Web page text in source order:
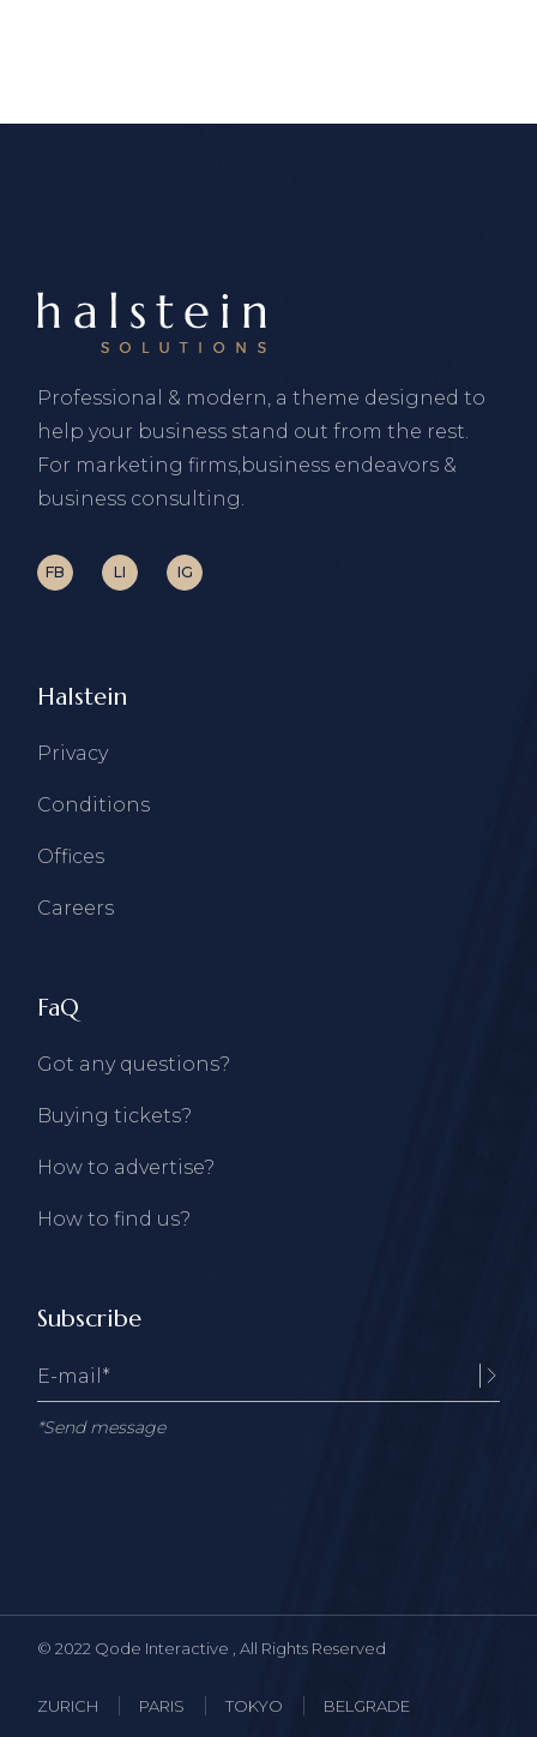
Professional & modern, a theme designed to
help your business stand out from the rest.
For marketing firms,business endeavors &
business consulting.
FB LI IG
Halstein
Privacy
Conditions
Offices
Careers
FaQ
Got any questions?
Buying tickets?
How to advertise?
How to find us?
Subscribe
*Send message
© 2022 Qode Interactive , All Rights Reserved
ZURICH PARIS TOKYO BELGRADE